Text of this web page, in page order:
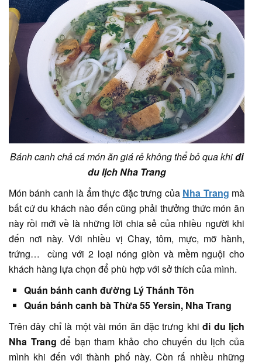
Bánh canh chả cá món ăn giá rẻ không thể bỏ qua khiđi
du lịch Nha Trang
Món bánh canh là ẩm thực đặc trưng của Nha Trang mà
bất cứ du khách nào đến cũng phải thưởng thức món ăn
này rồi mới về là những lời chia sẻ của nhiều người khi
đến nơi này. Với nhiều vị Chay, tôm, mực, mỡ hành,
trứng… cùng với 2 loại nóng giòn và mềm nguội cho
khách hàng lựa chọn để phù hợp với sở thích của mình.
Quán bánh canh đường Lý Thánh Tôn
Quán bánh canh bà Thừa 55 Yersin, Nha Trang
Trên đây chỉ là một vài món ăn đặc trưng khiđi du lịch
Nha Trang để bạn tham khảo cho chuyến du lịch của
mình khi đến với thành phố này. Còn rấ nhiều những